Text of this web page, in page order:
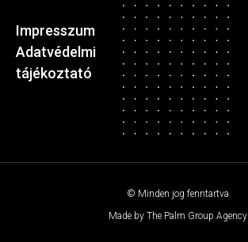
Impresszum
Adatvédelmi
tájékoztató
© Minden jog fenntartva
Made by The Palm Group Agency